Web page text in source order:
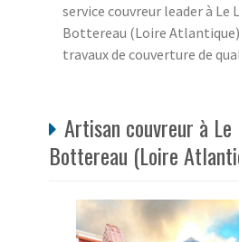
service couvreur leader à Le
Bottereau (Loire
travaux de couverture de
Artisan couvreur à Le
Bottereau (Loire